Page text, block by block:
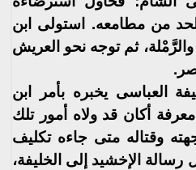
من مطامعه. استولى ابن
ثم توجه نحو العريش
العباسى يخبره بأمر ابن
أكان قد ولاه أمور تلك
وقتاله متى جاءه تكليف
الإخشيد إلى الخليفة،